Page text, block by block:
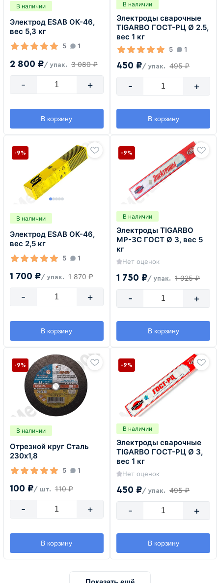
В наличии
Электрод ESAB ОК-46,
вес 5,3 кг
5 1
2 800 ₽/ упак. 3 080 ₽
- +
В корзину
В наличии
Электроды сварочные
TIGARBO ГОСТ-РЦ Ø 2.5,
вес 1 кг
5 1
450 ₽/ упак. 495 ₽
- +
В корзину
В наличии
Электрод ESAB ОК-46,
вес 2,5 кг
5 1
1 700 ₽/ упак. 1 870 ₽
-9%
- +
В корзину
В наличии
Электроды TIGARBO
MP-3C ГОСТ Ø 3, вес 5
кг
Нет оценок
1 750 ₽/ упак. 1 925 ₽
-9%
- +
В корзину
В наличии
Отрезной круг Сталь
230х1,8
5 1
100 ₽/ шт. 110 ₽
-9%
- +
В корзину
В наличии
Электроды сварочные
TIGARBO ГОСТ-РЦ Ø 3,
вес 1 кг
Нет оценок
450 ₽/ упак. 495 ₽
-9%
- +
В корзину